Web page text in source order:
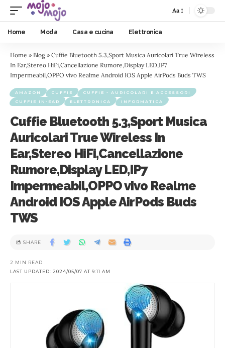
Aa
Home Moda Casa e cucina Elettronica
Home » Blog » Cuffie Bluetooth 5.3,Sport Musica Auricolari True Wireless
In Ear,Stereo HiFi,Cancellazione Rumore,Display LED,IP7
Impermeabil,OPPO vivo Realme Android IOS Apple AirPods Buds TWS
AMAZON CUFFIE
CUFFIE - AURICOLARI E ACCESSORI
CUFFIE IN-EAR
ELETTRONICA INFORMATICA
Cuffie Bluetooth 5.3,Sport Musica
Auricolari True Wireless In
Ear,Stereo HiFi,Cancellazione
Rumore,Display LED,IP7
Impermeabil,OPPO vivo Realme
Android IOS Apple AirPods Buds
TWS
LAST UPDATED: 2024/05/07 AT 9:11 AM
2 MIN READ
SHARE